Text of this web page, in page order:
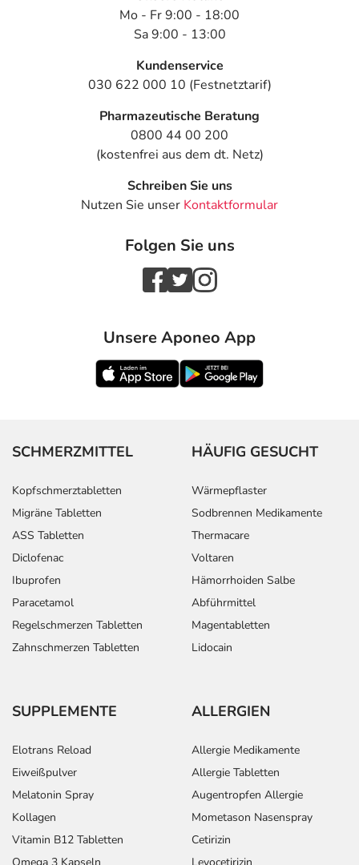
Weinrebenblättern (4 - 6:1), Auszugsmittel: Wasser
Magnesiumstearat, Talkum, Titandioxid, Eisen(III)-oxid,
mikrokristalline Cellulose, Crospovidon, Croscarmellose-
Natrium, Calciumhydrogenphosphat, Hypromellose,
Glyceroltristearat
Adresse des Anbieters/Herstellers
STADA Consumer Health Deutschland GmbH
Stadastr. 2-18
PDF des Beipackzettels
Mo - Fr 9:00 - 18:00
Sa 9:00 - 13:00
Kundenservice
030 622 000 10 (Festnetztarif)
Pharmazeutische Beratung
0800 44 00 200
(kostenfrei aus dem dt. Netz)
Schreiben Sie uns
Nutzen Sie unser Kontaktformular
Folgen Sie uns
Unsere Aponeo App
SCHMERZMITTEL
Kopfschmerztabletten
Migräne Tabletten
ASS Tabletten
Diclofenac
Ibuprofen
Paracetamol
Regelschmerzen Tabletten
Zahnschmerzen Tabletten
HÄUFIG GESUCHT
Wärmepflaster
Sodbrennen Medikamente
Thermacare
Voltaren
Hämorrhoiden Salbe
Abführmittel
Magentabletten
Lidocain
SUPPLEMENTE
Elotrans Reload
Eiweißpulver
Melatonin Spray
Kollagen
Vitamin B12 Tabletten
ALLERGIEN
Allergie Medikamente
Allergie Tabletten
Augentropfen Allergie
Mometason Nasenspray
Cetirizin